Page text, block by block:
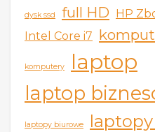
dysk ssd full HD HP
Intel Core i7
komputery laptop
laptop
laptopy biurowe